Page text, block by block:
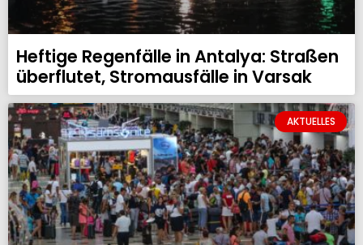
Heftige Regenfälle in Antalya: Straßen
überflutet, Stromausfälle in Varsak
AKTUELLES